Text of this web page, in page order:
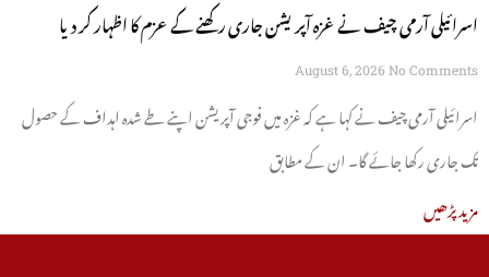
اسرائیلی آرمی چیف نے غزہ آپریشن جاری رکھنے کے عزم کا اظہار کر دیا
August 6, 2026 No Comments
اسرائیلی آرمی چیف نے کہا ہے کہ غزہ میں فوجی آپریشن اپنے طے شدہ اہداف کے حصول
تک جاری رکھا جائے گا۔ ان کے مطابق
مزید پڑھیں